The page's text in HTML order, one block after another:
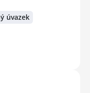
úvazek